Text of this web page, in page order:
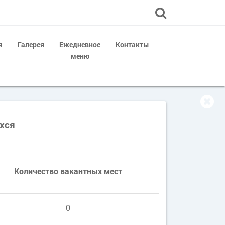
Галерея
Ежедневное
меню
Контакты
Количество вакантных мест
0